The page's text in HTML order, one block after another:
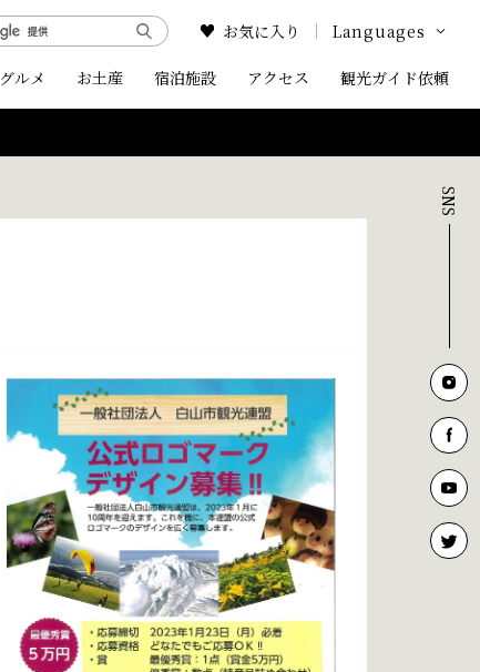
グルメ お土産 宿泊施設 アクセス 観光ガイド依頼
お気に入り Languages
Google Translate
中文繁体